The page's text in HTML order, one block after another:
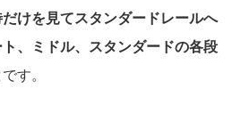
けを見てスタンダードレールへ
、ミドル、スタンダードの各段
です。